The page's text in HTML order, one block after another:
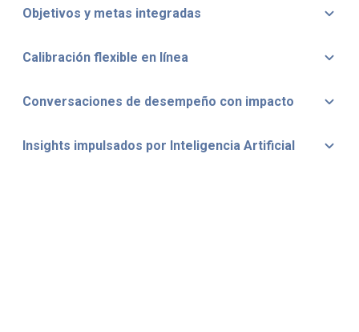
Objetivos y metas integradas
Calibración flexible en línea
Conversaciones de desempeño con impacto
Insights impulsados por Inteligencia Artificial